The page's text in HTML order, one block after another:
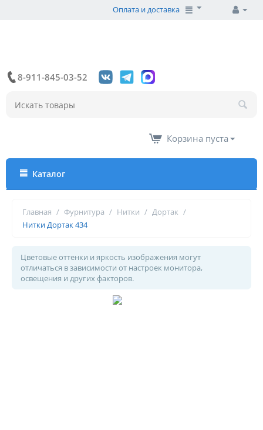
Оплата и доставка
8-911-845-03-52
Корзина пуста
Каталог
Главная / Фурнитура / Нитки / Дортак /
Нитки Дортак 434
Цветовые оттенки и яркость изображения могут
отличаться в зависимости от настроек монитора,
освещения и других факторов.